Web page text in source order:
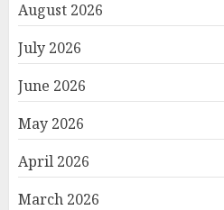
August 2026
July 2026
June 2026
May 2026
April 2026
March 2026